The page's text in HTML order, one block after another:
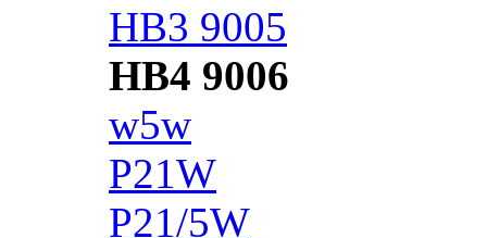
HB3 9005
HB4 9006
w5w
P21W
P21/5W